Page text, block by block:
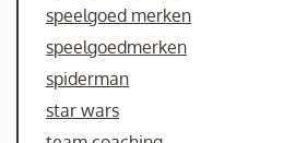
speelgoed merken
speelgoedmerken
spiderman
star wars